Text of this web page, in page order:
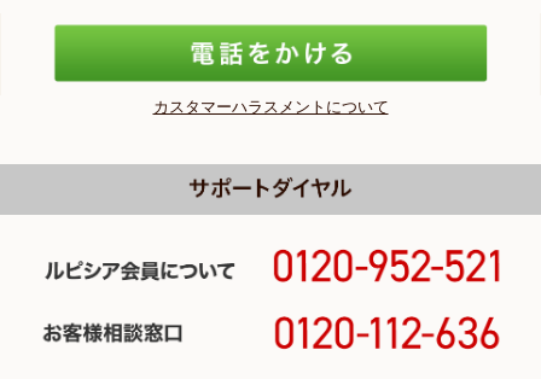
カスタマーハラスメントについて